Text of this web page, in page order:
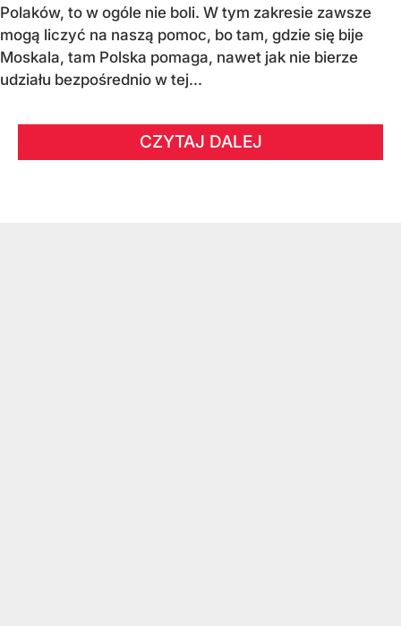
Polaków, to w ogóle nie boli. W tym zakresie zawsze
mogą liczyć na naszą pomoc, bo tam, gdzie się bije
Moskala, tam Polska pomaga, nawet jak nie bierze
udziału bezpośrednio w tej...
CZYTAJ DALEJ